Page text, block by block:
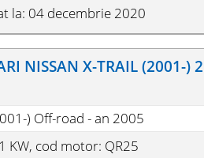
la: 04 decembrie 2020
NISSAN X-TRAIL (2001-)
) Off-road - an 2005
KW, cod motor: QR25